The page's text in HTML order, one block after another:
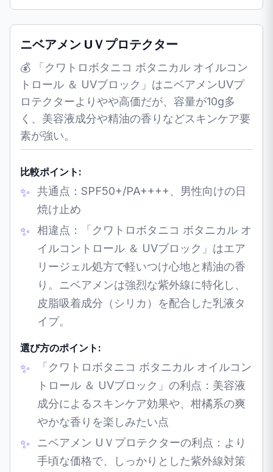
ニベアメン UＶプロテクター
💰 「クワトロボタニコ ボタニカル オイルコン
トロール ＆ UVブロック」はニベアメンUVプ
ロテクターよりやや高価だが、容量が10g多
く、美容液成分や精油の香りなどスキンケア要
素が強い。
比較ポイント:
共通点：SPF50+/PA++++、男性向けの日
焼け止め
相違点：「クワトロボタニコ ボタニカル オ
イルコントロール ＆ UVブロック」はエア
リージェル処方で軽いつけ心地と精油の香
り。ニベアメンは強烈な紫外線に特化し、
皮脂吸着成分（シリカ）を配合した乳液タ
イプ。
選び方のポイント:
「クワトロボタニコ ボタニカル オイルコン
トロール ＆ UVブロック」の利点：美容液
成分によるスキンケア効果や、柑橘系の爽
やかな香りを楽しみたい点
ニベアメン UＶプロテクターの利点：より
手頃な価格で、しっかりとした紫外線対策